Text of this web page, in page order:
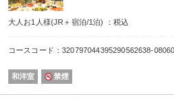
夏の想い出に♪当館より徒歩2分の広場にて
・添い寝のお子様除く／引き換えは21時まで
●【露天風呂】
昼は広がるパノラマ、夜は煌めく星空に心
●【展望大浴場】
広々とした湯船で、脚をのばしてゆったり
大人お1人様(JR＋宿泊/1泊) ：税込
コースコード：320797044395290562638-
和洋室 禁煙